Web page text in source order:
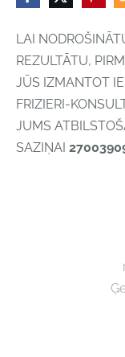
LAI
REZULTĀTU,
JŪS IZMANTOT
FRIZIERI-
JUMS
SAZIŅAI